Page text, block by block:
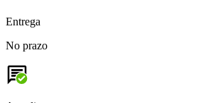
Entrega
No prazo